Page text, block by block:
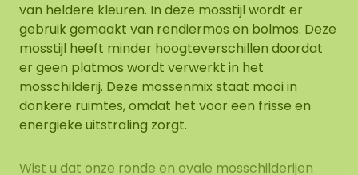
van heldere kleuren. In deze mosstijl wordt er
gebruik gemaakt van rendiermos en bolmos. Deze
mosstijl heeft minder hoogteverschillen doordat
er geen platmos wordt verwerkt in het
mosschilderij. Deze mossenmix staat mooi in
donkere ruimtes, omdat het voor een frisse en
energieke uitstraling zorgt.
Wist u dat onze ronde en ovale mosschilderijen